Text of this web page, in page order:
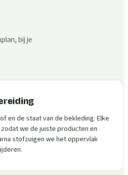
bij je
en de staat van de bekleding. Elke
we de juiste producten en
stofzuigen we het oppervlak